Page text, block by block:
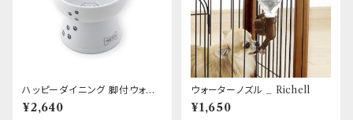
ハッピーダイニング 脚付ウォー
ターボウル 犬柄・犬用 シリコン
付き
¥2,640
ウォーターノズル _ Richell
¥1,650